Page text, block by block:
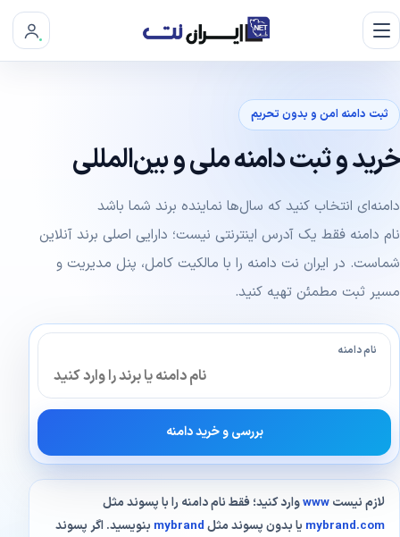
ثبت دامنه امن و بدون تحریم
خرید و ثبت دامنه ملی و بین‌المللی
دامنه‌ای انتخاب کنید که سال‌ها نماینده برند شما باشد
نام دامنه فقط یک آدرس اینترنتی نیست؛ دارایی اصلی برند آنلاین
شماست. در ایران نت دامنه را با مالکیت کامل، پنل مدیریت و
مسیر ثبت مطمئن تهیه کنید.
نام دامنه
بررسی و خرید دامنه
لازم نیست wwwوارد کنید؛ فقط نام دامنه را با پسوند مثل
mybrand.com یا بدون پسوند مثل mybrand بنویسید. اگر پسوند